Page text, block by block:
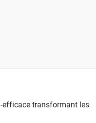
efficace transformant les